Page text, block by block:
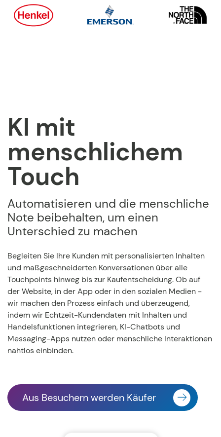
KI mit
menschlichem
Touch
Automatisieren und die menschliche
Note beibehalten, um einen
Unterschied zu machen
Begleiten Sie Ihre Kunden mit personalisierten Inhalten
und maßgeschneiderten Konversationen über alle
Touchpoints hinweg bis zur Kaufentscheidung. Ob auf
der Website, in der App oder in den sozialen Medien -
wir machen den Prozess einfach und überzeugend,
indem wir Echtzeit-Kundendaten mit Inhalten und
Handelsfunktionen integrieren, KI-Chatbots und
Messaging-Apps nutzen oder menschliche Interaktionen
nahtlos einbinden.
Aus Besuchern werden Käufer